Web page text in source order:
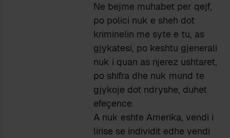
Ne bejme muhabet per qejf,
po polici nuk e sheh dot
kriminelin me syte e tu, as
gjykatesi, po keshtu gjenerali
nuk i quan as njerez ushtaret,
po shifra dhe nuk mund te
gjykoje dot ndryshe, duhet
efeçence.
A nuk eshte Amerika, vendi i
lirise se individit edhe vendi